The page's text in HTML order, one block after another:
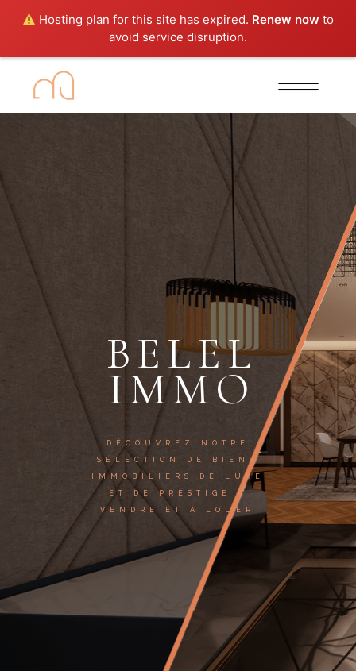
Hosting plan for this site has expired. Renew now to
avoid service disruption.
BELEL
IMMO
DÉCOUVREZ NOTRE
SÉLECTION DE BIENS
IMMOBILIERS DE LUXE
ET DE PRESTIGE À
VENDRE ET À LOUER